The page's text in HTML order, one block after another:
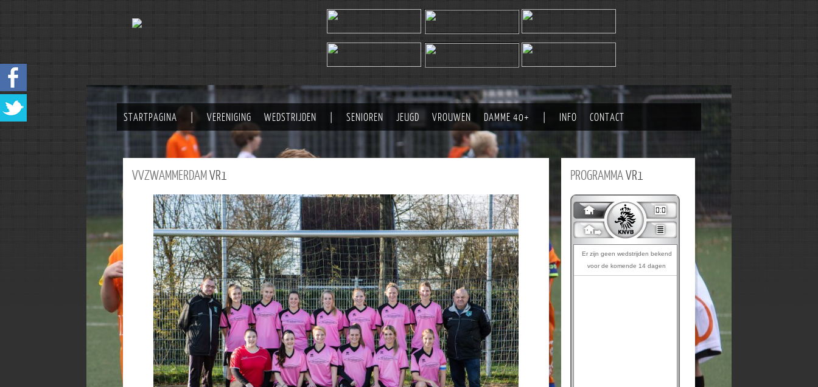
STARTPAGINA VERENIGING WEDSTRIJDEN SENIOREN JEUGD VROUWEN DAMME 40+ INFO CONTACT
VVZWAMMERDAMVR1 PROGRAMMAVR1